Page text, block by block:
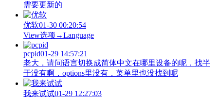
需要更新的
优软01-30 00:20:54
View‌选项→Language
pcpid01-29 14:57:21
老大，请问语言切换成简体中文在哪里设备的呢，找半
于没有啊，options里没有，菜单里也没找到呢
我来试试01-29 12:27:03